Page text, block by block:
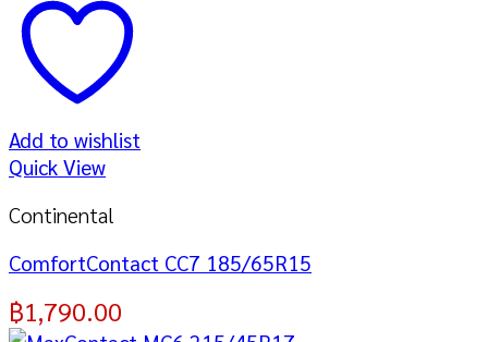
Add to wishlist
Quick View
Continental
ComfortContact CC7 185/65R15
฿1,790.00